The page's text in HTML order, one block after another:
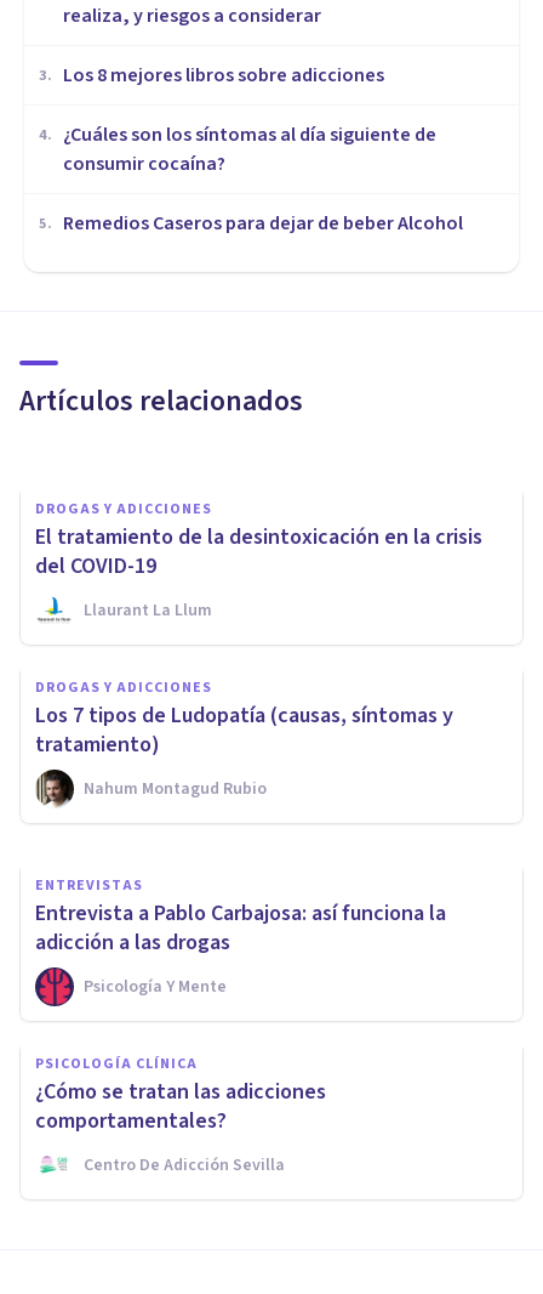
realiza, y riesgos a considerar
3. Los 8 mejores libros sobre adicciones
4.
¿Cuáles son los síntomas al día siguiente de
consumir cocaína?
5. Remedios Caseros para dejar de beber Alcohol
Artículos relacionados
desintoxicación del alcohol?
DROGAS Y ADICCIONES
El tratamiento de la desintoxicación en la crisis
del COVID-19
Llaurant La Llum
DROGAS Y ADICCIONES
Los 7 tipos de Ludopatía (causas, síntomas y
tratamiento)
Nahum Montagud Rubio
¿Cómo ayuda la psicoterapia a
dejar las drogas?
Carolina Marín
ENTREVISTAS
Entrevista a Pablo Carbajosa: así funciona la
adicción a las drogas
Psicología Y Mente
PSICOLOGÍA CLÍNICA
¿Cómo se tratan las adicciones
comportamentales?
Centro De Adicción Sevilla